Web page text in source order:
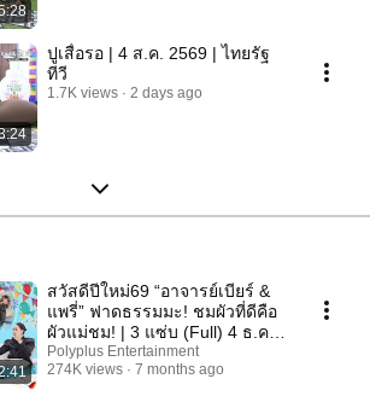
ปูเสื่อรอ | 4 ส.ค. 2569 | ไทยรัฐ
ทีวี
1.7K views 2 days ago
สวัสดีปีใหม่69 “อาจารย์เบียร์ &
แพรี่” ฟาดธรรมมะ! ชมผัวที่ดีคือ
ผัวแม่ชม! | 3 แซ่บ (Full) 4 ธ.ค.
69
Polyplus Entertainment
274K views
7 months ago